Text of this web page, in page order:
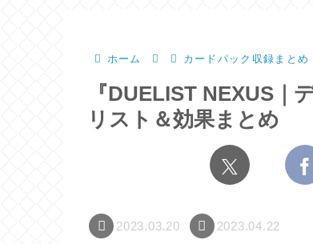
ホーム カードパック収録まとめ
『DUELIST NEXUS
リスト＆効果まとめ
2023.03.20 2023.04.22